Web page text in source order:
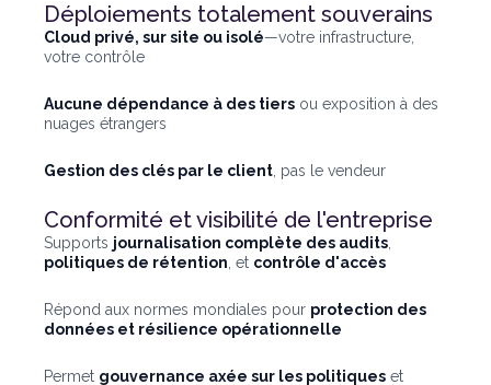
Déploiements totalement souverains
Cloud privé, sur site ou isolé—votre infrastructure,
votre contrôle
Aucune dépendance à des tiers ou exposition à des
nuages étrangers
Gestion des clés par le client , pas le vendeur
Conformité et visibilité de l'entreprise
Supports journalisation complète des audits
politiques de rétention , et contrôle d'accès
Répond aux normes mondiales pour protection des
données et résilience opérationnelle
Permet gouvernance axée sur les politiques et